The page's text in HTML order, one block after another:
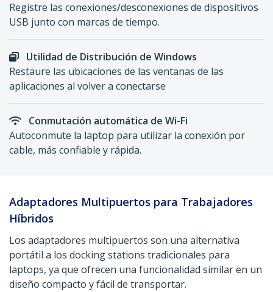
Registre las conexiones/desconexiones de dispositivos
USB junto con marcas de tiempo.
Utilidad de Distribución de Windows
Restaure las ubicaciones de las ventanas de las
aplicaciones al volver a conectarse
Conmutación automática de Wi-Fi
Autoconmute la laptop para utilizar la conexión por
cable, más confiable y rápida.
Adaptadores Multipuertos para Trabajadores
Híbridos
Los adaptadores multipuertos son una alternativa
portátil a los docking stations tradicionales para
laptops, ya que ofrecen una funcionalidad similar en un
diseño compacto y fácil de transportar.